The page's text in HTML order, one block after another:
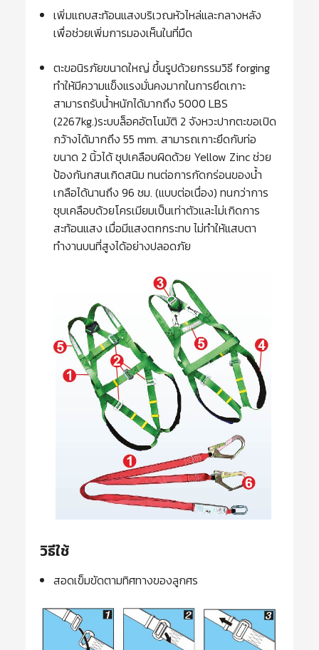
เพิ่มแถบสะท้อนแสงบริเวณหัวไหล่และกลางหลัง
เพื่อช่วยเพิ่มการมองเห็นในที่มืด
ตะขอนิรภัยขนาดใหญ่ ขึ้นรูปด้วยกรรมวิธี forging
ทำให้มีความแข็งแรงมั่นคงมากในการยึดเกาะ
สามารถรับน้ำหนักได้มากถึง 5000 LBS
(2267kg.)ระบบล็อคอัตโนมัติ 2 จังหวะปากตะขอเปิด
กว้างได้มากถึง 55 mm. สามารถเกาะยึดกับท่อ
ขนาด 2 นิ้วได้ ชุปเคลือบผิดด้วย Yellow Zinc ช่วย
ป้องกันกสนเกิดสนิม ทนต่อการกัดกร่อนของน้ำ
เกลือได้นานถึง 96 ชม. (แบบต่อเนื่อง) ทนกว่าการ
ชุบเคลือบด้วยโครเมียมเป็นเท่าตัวและไม่เกิดการ
สะท้อนแสง เมื่อมีแสงตกกระทบ ไม่ทำให้แสบตา
ทำงานบนที่สูงได้อย่างปลอดภัย
วิธีใช้
สอดเข็มขัดตามทิศทางของลูกศร